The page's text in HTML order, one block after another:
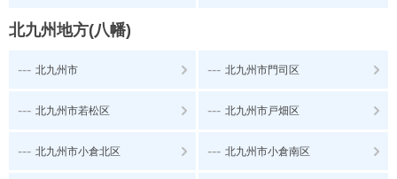
北九州地方(八幡)
--- 北九州市 --- 北九州市門司区
--- 北九州市若松区 --- 北九州市戸畑区
--- 北九州市小倉北区 --- 北九州市小倉南区